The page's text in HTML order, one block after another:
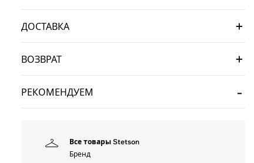
ДОСТАВКА
ВОЗВРАТ
РЕКОМЕНДУЕМ
Все товары Stetson
Бренд